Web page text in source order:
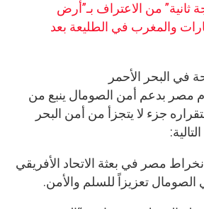
ثانية” من الاعتراف بـ”أرض
والمغرب في الطليعة بعد
في البحر الأحمر
مصر بدعم أمن الصومال ينبع من
جزء لا يتجزأ من أمن البحر
مصر في بعثة الاتحاد الأفريقي
الصومال تعزيزاً للسلم والأمن.